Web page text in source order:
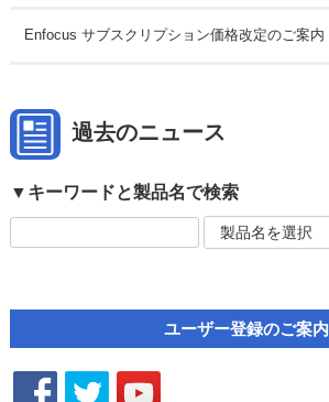
Enfocus サブスクリプション価格改定のご案内
過去のニュース
▼キーワードと製品名で検索
ユーザー登録のご案内